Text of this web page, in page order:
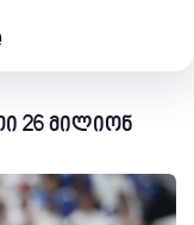
26 მილიონ